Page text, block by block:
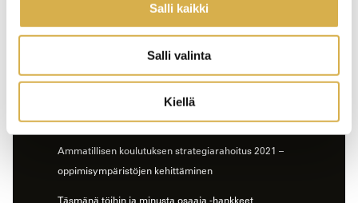
Salli kaikki
Salli valinta
Kiellä
Perusteista poluille (Oikeus osata)
Enhancing Digital and Mobile Vocational Education and
Training
Ammatillisen koulutuksen strategiarahoitus 2021 –
oppimisympäristöjen kehittäminen
Täsmänä töihin ja minusta osaaja -hankkeet